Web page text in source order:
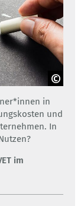
in
und
In
im